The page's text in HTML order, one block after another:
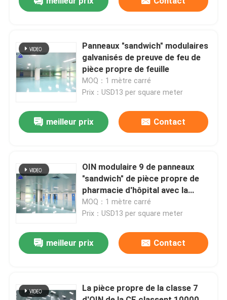
Maison
Au sujet de nous
Contrôle de qualité
Contactez-nous
Nouvelles
Cas
Pièce propre modulaire
Panneaux "sandwich" modulaires
galvanisés de preuve de feu de
pièce propre de feuille
MOQ：1 mètre carré
Prix：USD13 per square meter
meilleur prix Contact
OIN modulaire 9 de panneaux
"sandwich" de pièce propre de
pharmacie d'hôpital avec la
porte coulissante
MOQ：1 mètre carré
Prix：USD13 per square meter
meilleur prix Contact
La pièce propre de la classe 7